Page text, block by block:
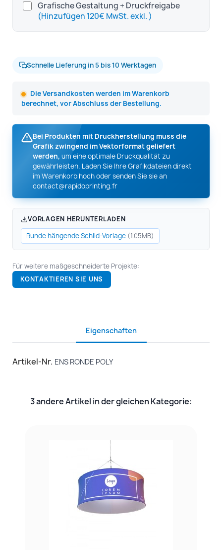
Grafische Gestaltung + Druckfreigabe
(Hinzufügen 120€ MwSt. exkl. )
Schnelle Lieferung in 5 bis 10 Werktagen
Die Versandkosten werden im Warenkorb
berechnet, vor Abschluss der Bestellung.
Bei Produkten mit Druckherstellung muss die
Grafik zwingend im Vektorformat geliefert
werden, um eine optimale Druckqualität zu
gewährleisten. Laden Sie Ihre Grafikdateien direkt
im Warenkorb hoch oder senden Sie sie an
contact@rapidoprinting.fr
VORLAGEN HERUNTERLADEN
Runde hängende Schild-Vorlage (1.05MB)
Für weitere maßgeschneiderte Projekte:
KONTAKTIEREN SIE UNS
Eigenschaften
Artikel-Nr. ENS RONDE POLY
3 andere Artikel in der gleichen Kategorie: